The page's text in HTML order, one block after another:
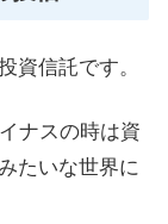
資信託です。
ナスの時は資
たいな世界に